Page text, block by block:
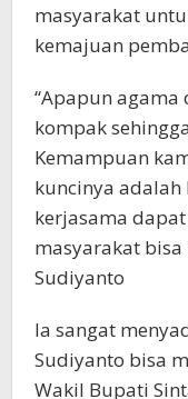
masyarakat
kemajuan
“Apapun agama
kompak
Kemampuan
kuncinya adalah
kerjasama
masyarakat bisa
Sudiyanto
Ia sangat
Sudiyanto bisa
Wakil Bupati